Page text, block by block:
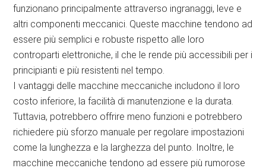
funzionano principalmente attraverso ingranaggi, leve e
altri componenti meccanici. Queste macchine tendono ad
essere più semplici e robuste rispetto alle loro
controparti elettroniche, il che le rende più accessibili per i
principianti e più resistenti nel tempo.
I vantaggi delle macchine meccaniche includono il loro
costo inferiore, la facilità di manutenzione e la durata.
Tuttavia, potrebbero offrire meno funzioni e potrebbero
richiedere più sforzo manuale per regolare impostazioni
come la lunghezza e la larghezza del punto. Inoltre, le
macchine meccaniche tendono ad essere più rumorose